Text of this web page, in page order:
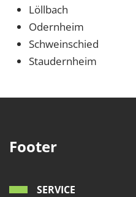
Löllbach
Odernheim
Schweinschied
Staudernheim
Footer
SERVICE